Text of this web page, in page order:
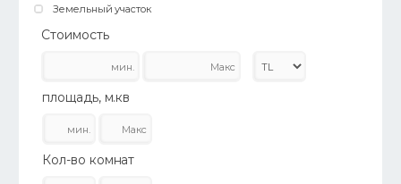
Земельный участок
Стоимость
площадь, м.кв
Кол-во комнат